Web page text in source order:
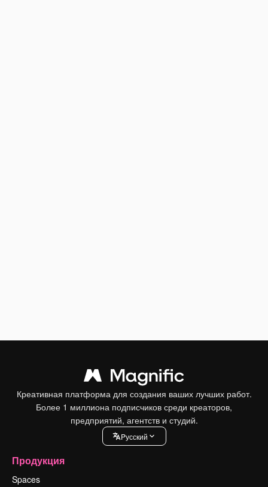
Креативная платформа для создания ваших лучших работ.
Более 1 миллиона подписчиков среди креаторов,
предприятий, агентств и студий.
Pусский
Продукция
Spaces